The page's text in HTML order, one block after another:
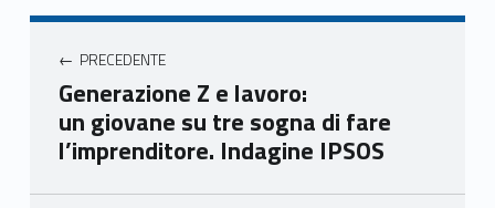
Unio
mer
e
Ven
eto
Unio
e
Ven
eto
Unio
e
Ven
eto
Unio
Navigazione articoli
PRECEDENTE
Generazione Z e lavoro:
un giovane su tre sogna di fare
l’imprenditore. Indagine IPSOS